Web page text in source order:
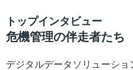
トップインタビュー
危機管理の伴走者たち
デジタルデータソリューシ